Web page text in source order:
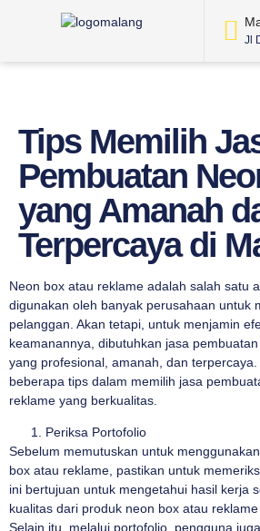
Jl
Tips Memilih
Pembuatan
yang Amanah
Terpercaya di
Neon box atau reklame adalah salah satu
digunakan oleh banyak perusahaan untuk
pelanggan. Akan tetapi, untuk menjamin
keamanannya, dibutuhkan jasa
yang profesional, amanah, dan
beberapa tips dalam memilih jasa
reklame yang berkualitas.
Periksa Portofolio
Sebelum memutuskan untuk
box atau reklame, pastikan untuk
ini bertujuan untuk mengetahui hasil kerja
kualitas dari produk neon box atau
Selain itu, melalui portofolio, pengguna